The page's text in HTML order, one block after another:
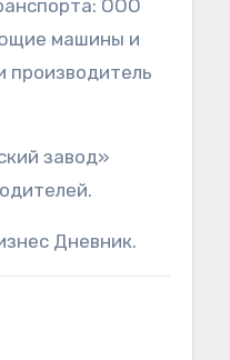
ООО
машины и
производитель
завод»
Дневник.